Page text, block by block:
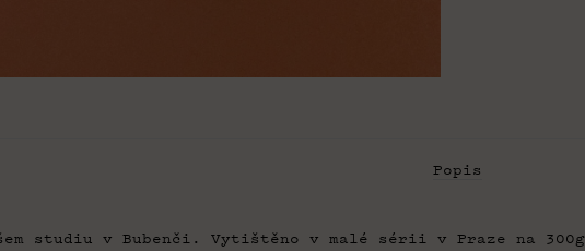
Popis
studiu v Bubenči. Vytištěno v malé sérii v Praze na